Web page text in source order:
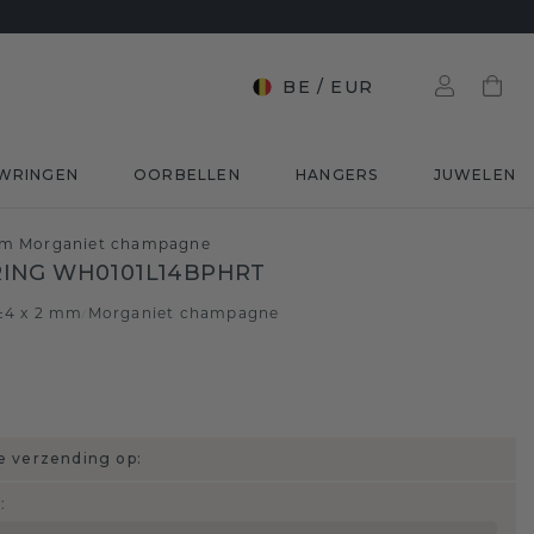
BE / EUR
OORBELLEN HANGERS JUWELEN
Morganiet champagne
WH0101L14BPHRT
x 2 mm Morganiet champagne
verzending op:
: